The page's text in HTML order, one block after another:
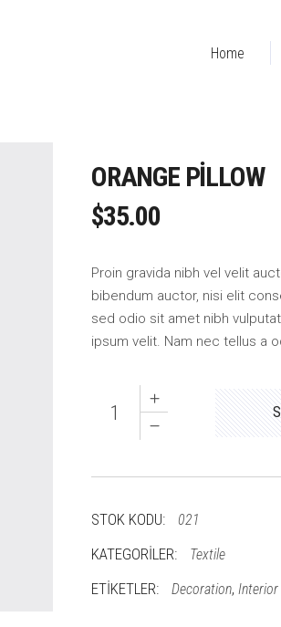
Home
ORANGE PILLOW
$35.00
Proin gravida nibh vel velit
bibendum auctor, nisi elit
sed odio sit amet nibh
ipsum velit. Nam nec tellus a
Pillow
STOK KODU: 021
KATEGORILER: Textile
ETIKETLER: Decoration, Interior